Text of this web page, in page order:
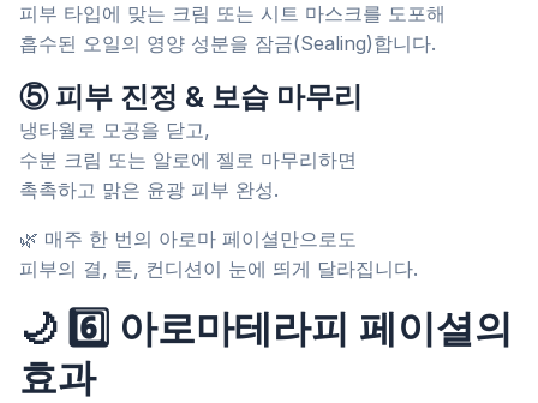
피부 타입에 맞는 크림 또는 시트 마스크를 도포해
흡수된 오일의 영양 성분을 잠금(Sealing)합니다.
⑤ 피부 진정 & 보습 마무리
냉타월로 모공을 닫고,
수분 크림 또는 알로에 젤로 마무리하면
촉촉하고 맑은 윤광 피부 완성.
🌿 매주 한 번의 아로마 페이셜만으로도
피부의 결, 톤, 컨디션이 눈에 띄게 달라집니다.
🌙 6️⃣ 아로마테라피 페이셜의
효과